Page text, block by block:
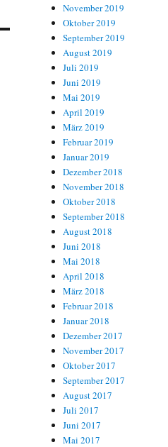
November 2019
Oktober 2019
September 2019
August 2019
Juli 2019
Juni 2019
Mai 2019
April 2019
März 2019
Februar 2019
Januar 2019
Dezember 2018
November 2018
Oktober 2018
September 2018
August 2018
Juni 2018
Mai 2018
April 2018
März 2018
Februar 2018
Januar 2018
Dezember 2017
November 2017
Oktober 2017
September 2017
August 2017
Juli 2017
Juni 2017
Mai 2017